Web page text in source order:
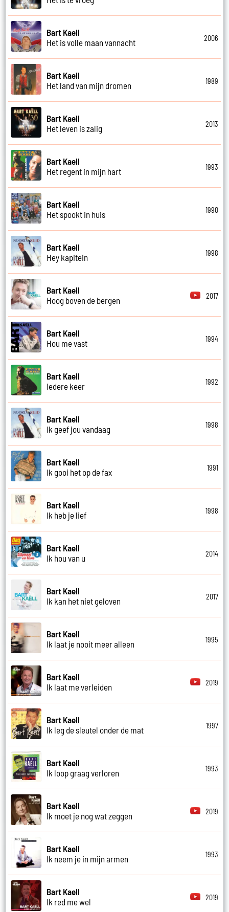
Bart Kaell
Het is volle maan vannacht
2006
Bart Kaell
Het land van mijn dromen
1989
Bart Kaell
Het leven is zalig
2013
Bart Kaell
Het regent in mijn hart
1993
Bart Kaell
Het spookt in huis
1990
Bart Kaell
Hey kapitein
1998
Bart Kaell
Hoog boven de bergen
2017
Bart Kaell
Hou me vast
1994
Bart Kaell
Iedere keer
1992
Bart Kaell
Ik geef jou vandaag
1998
Bart Kaell
Ik gooi het op de fax
1991
Bart Kaell
Ik heb je lief
1998
Bart Kaell
Ik hou van u
2014
Bart Kaell
Ik kan het niet geloven
2017
Bart Kaell
Ik laat je nooit meer alleen
1995
Bart Kaell
Ik laat me verleiden
2019
Bart Kaell
Ik leg de sleutel onder de mat
1997
Bart Kaell
Ik loop graag verloren
1993
Bart Kaell
Ik moet je nog wat zeggen
2019
Bart Kaell
Ik neem je in mijn armen
1993
Bart Kaell
Ik red me wel
2019